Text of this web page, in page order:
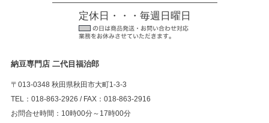
定休日・・・毎週日曜日
納豆専門店 二代目福治郎
〒013-0348 秋田県秋田市大町1-3-3
TEL：018-863-2926 / FAX：018-863-2916
お問合せ時間：10時00分～17時00分